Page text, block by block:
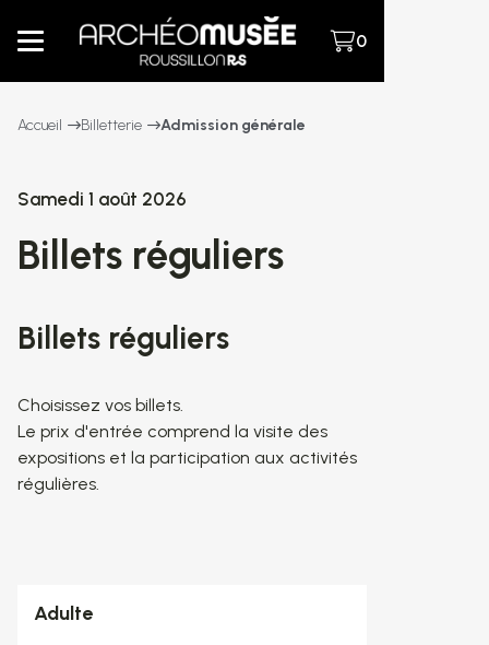
0
Accueil Billetterie Admission générale
Samedi 1 août 2026
Billets réguliers
Billets réguliers
Choisissez vos billets.
Le prix d'entrée comprend la visite des
expositions et la participation aux activités
régulières.
Adulte